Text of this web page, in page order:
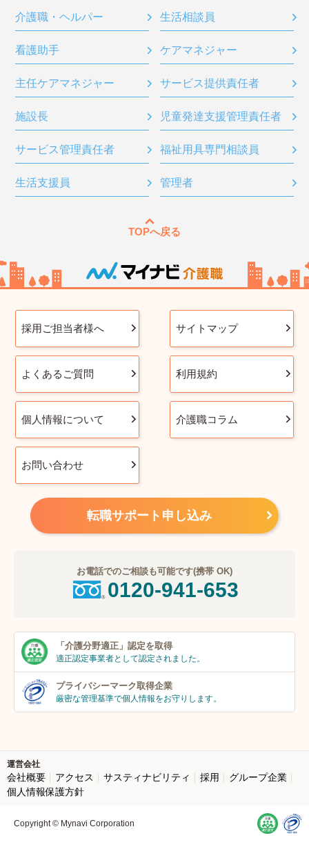
介護職・ヘルパー 生活相談員
看護助手 ケアマネジャー
主任ケアマネジャー サービス提供責任者
施設長 児童発達支援管理責任者
サービス管理責任者 福祉用具専門相談員
生活支援員 管理者
TOPへ戻る
採用ご担当者様へ サイトマップ
よくあるご質問 利用規約
個人情報について 介護職コラム
お問い合わせ
転職サポート申し込み
お電話でのご相談も可能です(携帯 OK)
0120-941-653
「介護分野適正」 認定を取得
適正認定事業者として認定されました。
プライバシーマーク取得企業
厳密な管理基準で個人情報をお守りします。
運営会社
会社概要 アクセス サスティナビリティ 採用
グループ企業
個人情報保護方針
Copyright © Mynavi Corporation